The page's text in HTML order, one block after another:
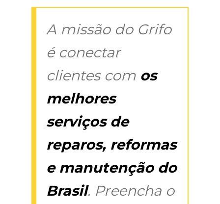
A missão do Grifo
é conectar
clientes com os
melhores
serviços de
reparos, reformas
e manutenção do
Brasil. Preencha o